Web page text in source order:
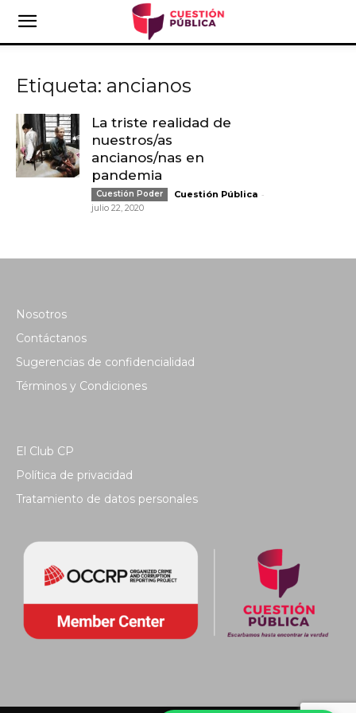
Etiqueta: ancianos
La triste realidad de
nuestros/as
ancianos/nas en
pandemia
Cuestión Poder Cuestión Pública -
julio 22, 2020
Nosotros
Contáctanos
Sugerencias de confidencialidad
Términos y Condiciones
El Club CP
Política de privacidad
Tratamiento de datos personales